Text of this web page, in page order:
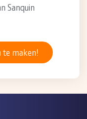
Sanquin
te maken!